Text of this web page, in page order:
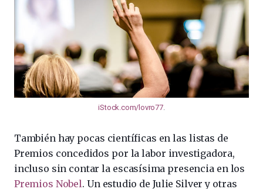
iStock.com/lovro77.
También hay pocas científicas en las listas de
Premios concedidos por la labor investigadora,
incluso sin contar la escasísima presencia en los
Premios Nobel. Un estudio de Julie Silver y otras